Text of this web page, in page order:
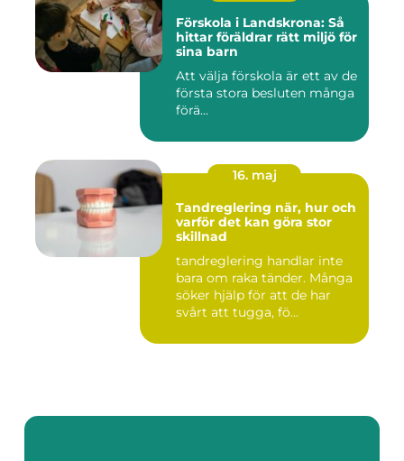
Förskola i Landskrona: Så
hittar föräldrar rätt miljö för
sina barn
Att välja förskola är ett av de
första stora besluten många
förä...
16. maj
Tandreglering när, hur och
varför det kan göra stor
skillnad
tandreglering handlar inte
bara om raka tänder. Många
söker hjälp för att de har
svårt att tugga, fö...